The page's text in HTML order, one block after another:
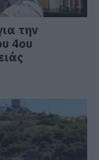
την
4ου